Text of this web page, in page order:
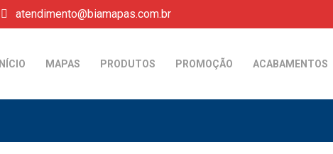
atendimento@biamapas.com.br
INÍCIO MAPAS PRODUTOS PROMOÇÃO ACABAMENTOS